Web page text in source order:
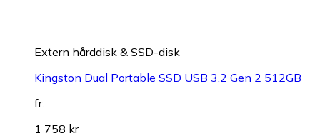
Extern hårddisk & SSD-disk
Kingston Dual Portable SSD USB 3.2 Gen 2 512GB
fr.
1 758 kr